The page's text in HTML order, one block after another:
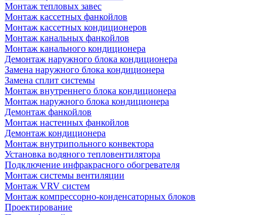
Монтаж тепловых завес
Монтаж кассетных фанкойлов
Монтаж кассетных кондиционеров
Монтаж канальных фанкойлов
Монтаж канального кондиционера
Демонтаж наружного блока кондиционера
Замена наружного блока кондиционера
Замена сплит системы
Монтаж внутреннего блока кондиционера
Монтаж наружного блока кондиционера
Демонтаж фанкойлов
Монтаж настенных фанкойлов
Демонтаж кондиционера
Монтаж внутрипольного конвектора
Установка водяного тепловентилятора
Подключение инфракрасного обогревателя
Монтаж системы вентиляции
Монтаж VRV систем
Монтаж компрессорно-конденсаторных блоков
Проектирование